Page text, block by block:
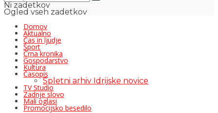
Ni zadetkov
Ogled vseh zadetkov
Domov
Aktualno
Čas in ljudje
Šport
Črna kronika
Gospodarstvo
Kultura
Časopis
Spletni arhiv Idrijske novice
TV Studio
Zadnje slovo
Mali oglasi
Promocijsko besedilo